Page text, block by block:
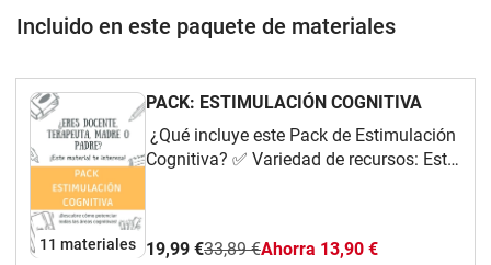
Incluido en este paquete de materiales
11 materiales
PACK: ESTIMULACIÓN COGNITIVA
¿Qué incluye este Pack de Estimulación
Cognitiva? ✅ Variedad de recursos: Este
ha sido creado específicamente para
19,99 €33,89 €Ahorra 13,90 €